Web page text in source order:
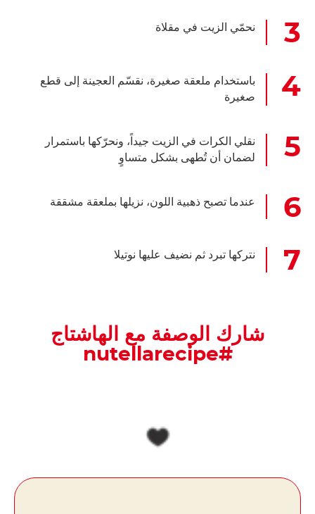
نحمّي الزيت في مقلاة
باستخدام ملعقة صغيرة، نقسّم العجينة إلى قطع
صغيرة
نقلي الكرات في الزيت جيداً، ونحرّكها باستمرار
لضمان أن تُطهى بشكل متساوٍ
عندما تصبح ذهبية اللون، نزيلها بملعقة مشققة
نتركها تبرد ثم نضيف عليها نوتيلا
شارك الوصفة مع الهاشتاج
#nutellarecipe